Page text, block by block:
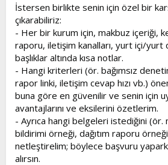
İstersen birlikte senin için özel bir
çıkarabiliriz:
- Her bir kurum için, makbuz içeriği,
raporu, iletişim kanalları, yurt içi/yurt
başlıklar altında kısa notlar.
- Hangi kriterleri (ör. bağımsız
rapor linki, iletişim cevap hızı vb.)
buna göre en güvenilir ve senin için
avantajlarını ve eksilerini özetlerim.
- Ayrıca hangi belgeleri istediğini (ör.
bildirimi örneği, dağıtım raporu
netleştirelim; böylece başvuru
alırsın.